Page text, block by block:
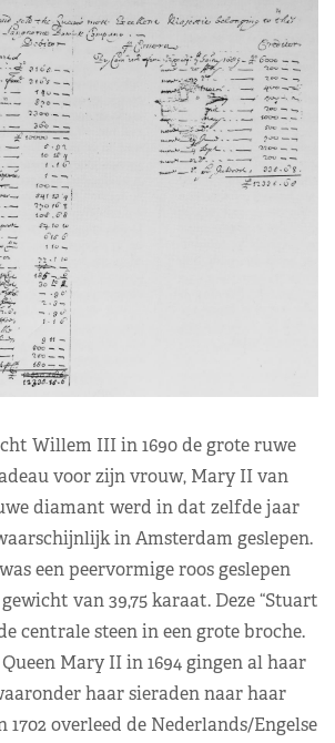
Willem III in 1690de grote ruwe
voor zijn vrouw, Mary II van
diamant werd in dat zelfde jaar
in Amsterdam geslepen.
een peervormige roos geslepen
van 39,75 karaat. Deze“Stuart
centrale steen in een grote broche.
Mary II in 1694gingen al haar
haar sieraden naar haar
overleed de Nederlands/Engelse